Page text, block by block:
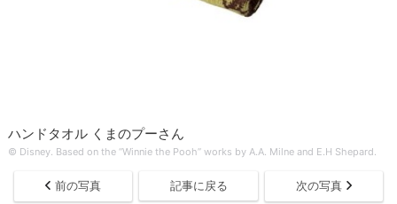
ハンドタオル くまのプーさん
© Disney. Based on the “Winnie the Pooh” works by A.A. Milne and E.H Shepard.
前の写真 記事に戻る 次の写真